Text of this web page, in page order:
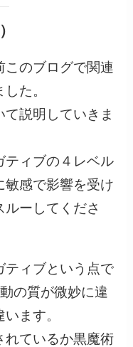
このブログで関連
た。
説明していきま
ティブの４レベル
敏感で影響を受け
ーしてくださ
ティブという点で
の質が微妙に違
ます。
れているか黒魔術